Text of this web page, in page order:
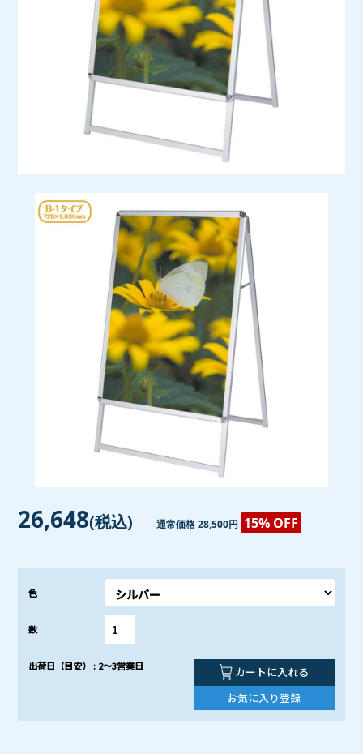
26,648(税込) 通常価格 28,500円 15% OFF
色
数
出荷日（目安） : 2～3営業日
カートに入れる
お気に入り登録